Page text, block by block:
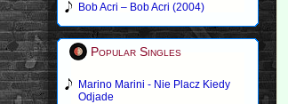
Bob Acri – Bob Acri (2004)
Popular Singles
Marino Marini - Nie Placz Kiedy
Odjade